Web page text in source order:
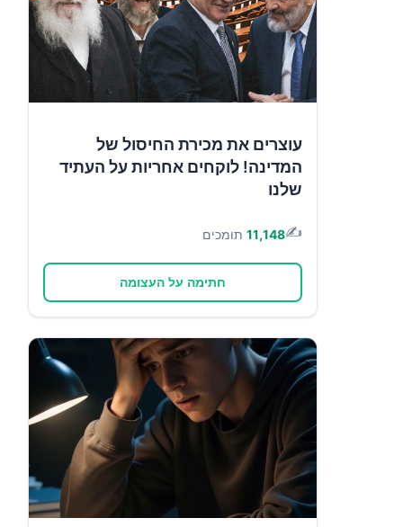
עוצרים את מכירת החיסול של
המדינה! לוקחים אחריות על העתיד
שלנו
✍️
11,148 תומכים
חתימה על העצומה